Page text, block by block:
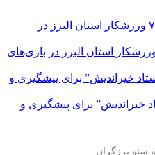
مدال برنز نتیجه حضور ۷ ورزشکار استان البرز در بازی‌های
خیراندیش” برای پیشگیری و